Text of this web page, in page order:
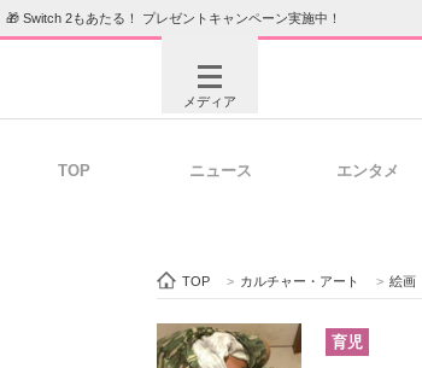
🎁 Switch 2もあたる！ プレゼントキャンペーン実施中！
メディア
ビジネスと働き方のヒント
TOP ニュース エンタメ
TOP > カルチャー・アート > 絵画
育児